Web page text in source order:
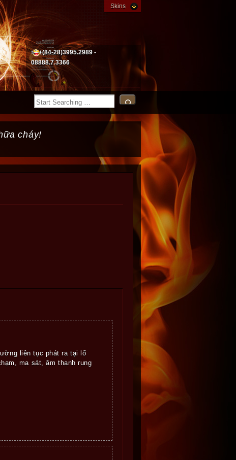
Skins
+(84-28)3995.2989 -
08888.7.3366
cháy!
liên tục phát ra tại lổ
ma sát, âm thanh rung